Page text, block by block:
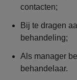
contacten;
Bij te dragen
behandeling;
Als manager
behandelaar.